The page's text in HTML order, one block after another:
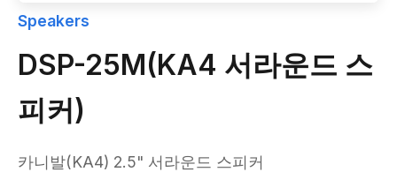
Speakers
DSP-25M(KA4 서라운드 스
피커)
카니발(KA4) 2.5" 서라운드 스피커